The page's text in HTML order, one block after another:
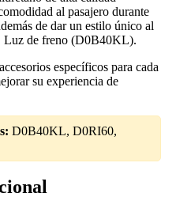
al pasajero durante
de dar un estilo único al
Luz de freno (D0B40KL).
específicos para cada
su experiencia de
D0B40KL, D0RI60,